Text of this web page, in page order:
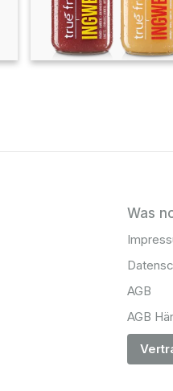
Was
AGB
AGB